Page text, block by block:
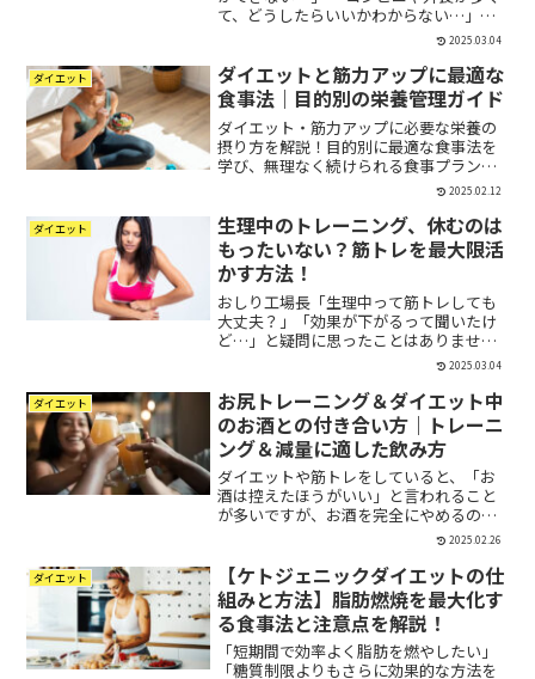
て、どうしたらいいかわからない…」こ
ういった悩みを抱えている方に最適なの
が MEC食（Meat, Egg, Cheese） です。
MEC食は、シンプルな食事管理で 最...
2025.03.04
ダイエット
ダイエットと筋力アップに最適な
食事法｜目的別の栄養管理ガイド
ダイエット・筋力アップに必要な栄養の
摂り方を解説！目的別に最適な食事法を
学び、無理なく続けられる食事プランを
2025.02.12
ダイエット
生理中のトレーニング、休むのは
もったいない？筋トレを最大限活
かす方法！
おしり工場長「生理中って筋トレしても
大丈夫？」「効果が下がるって聞いたけ
ど…」と疑問に思ったことはありません
か？確かに、生理中は体調が不安定にな
りがちで、運動をお休みする人も多いで
すよね。でも、実は ホルモンバランスを
理解すれば、生理中でも...
2025.03.04
ダイエット
お尻トレーニング＆ダイエット中
のお酒との付き合い方｜トレーニ
ング＆減量に適した飲み方
ダイエットや筋トレをしていると、「お
酒は控えたほうがいい」と言われること
が多いですが、お酒を完全にやめるのは
難しいという人も多いのではないでしょ
うか？「トレーニングの効果を下げるの
か？」「ダイエットに悪影響があるの
か？」「どうやってお酒と付...
2025.02.26
ダイエット
【ケトジェニックダイエットの仕
組みと方法】脂肪燃焼を最大化す
る食事法と注意点を解説！
「短期間で効率よく脂肪を燃やしたい」
「糖質制限よりもさらに効果的な方法を